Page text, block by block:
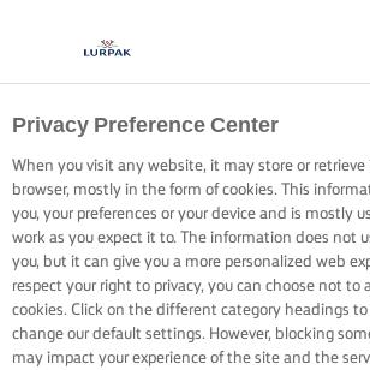
Privacy Preference Center
When you visit any website, it may store or
browser, mostly in the form of cookies. This
you, your preferences or your device and is mostly
work as you expect it to. The information does not
you, but it can give you a more personalized web
respect your right to privacy, you can choose not to
cookies. Click on the different category headings
change our default settings. However, blocking
may impact your experience of the site and the